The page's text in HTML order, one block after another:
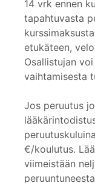
14 vrk ennen
tapahtuvasta
etukäteen,
Osallistujan
vaihtamisesta
Jos peruutus
€/koulutus.
viimeistään